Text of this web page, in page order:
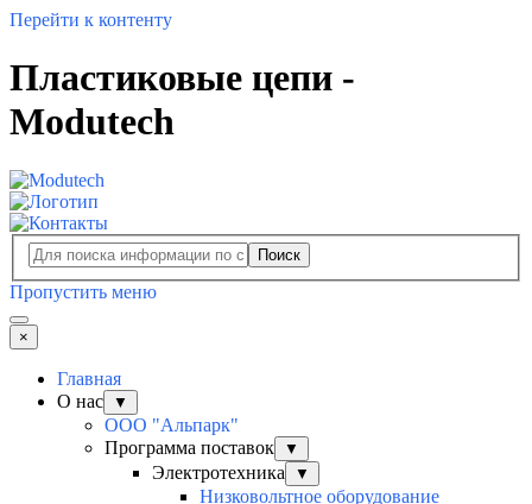
Перейти к контенту
Пластиковые цепи -
Modutech
Поиск
Пропустить меню
×
Главная
О нас
▼
ООО "Альпарк"
Программа поставок
▼
Электротехника ▼
Низковольтное оборудование